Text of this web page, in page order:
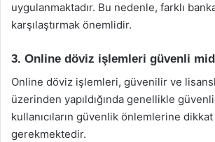
uygulanmaktadır. Bu nedenle, farklı
karşılaştırmak önemlidir.
3. Online döviz işlemleri güvenli
Online döviz işlemleri, güvenilir ve
üzerinden yapıldığında genellikle
kullanıcıların güvenlik önlemlerine
gerekmektedir.